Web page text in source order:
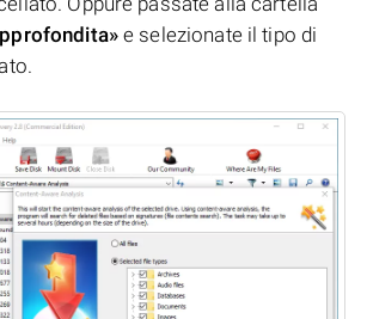
e selezionate il tipo di